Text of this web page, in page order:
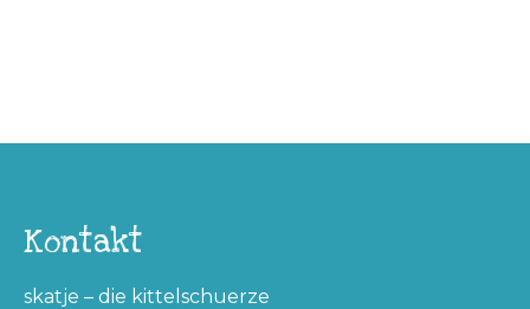
Kontakt
skatje – die kittelschuerze